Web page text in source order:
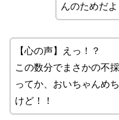
んのためだよ
【心の声】えっ！？
この数分でまさかの不
ってか、おいちゃんめ
けど！！